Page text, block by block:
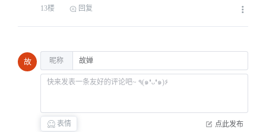
2022-04-30 08:53
13楼 回复
故 昵称
表情 点此发布